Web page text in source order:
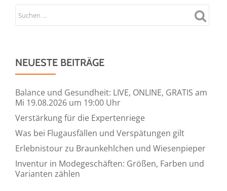
NEUESTE BEITRÄGE
Balance und Gesundheit: LIVE, ONLINE, GRATIS am
Mi 19.08.2026 um 19:00 Uhr
Verstärkung für die Expertenriege
Was bei Flugausfällen und Verspätungen gilt
Erlebnistour zu Braunkehlchen und Wiesenpieper
Inventur in Modegeschäften: Größen, Farben und
Varianten zählen